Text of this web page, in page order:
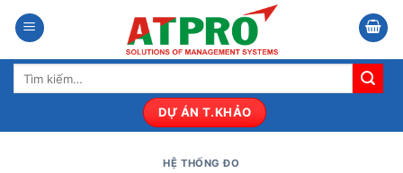
qua
nội
dung
Tìm
DỰ ÁN T.KHẢO
HỆ THỐNG ĐO